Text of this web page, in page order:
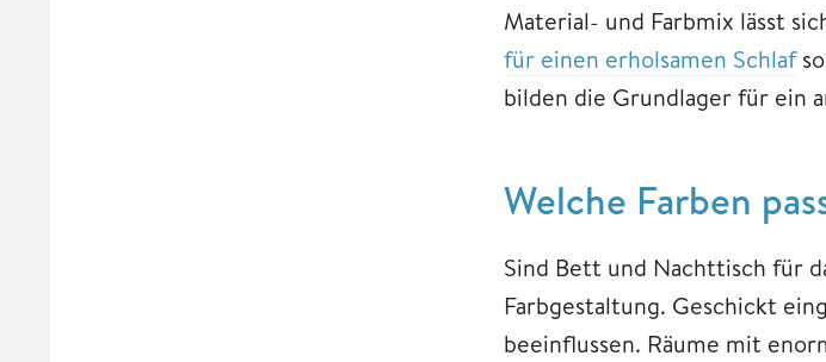
Material- und Farbmix lässt
für einen erholsamen Schlaf
bilden die Grundlager für ein
Welche Farben
Sind Bett und Nachttisch für
Farbgestaltung. Geschickt
beeinflussen. Räume mit